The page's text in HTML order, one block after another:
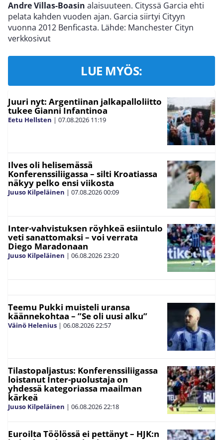
Andre Villas-Boasin alaisuuteen. Cityssä Garcia ehti
pelata kahden vuoden ajan. Garcia siirtyi Cityyn
vuonna 2012 Benficasta. Lähde: Manchester Cityn
verkkosivut
LUE MYÖS:
Juuri nyt: Argentiinan jalkapalloliitto
tukee Gianni Infantinoa
Eetu Hellsten | 07.08.2026 11:19
Ilves oli helisemässä
Konferenssiliigassa – silti Kroatiassa
näkyy pelko ensi viikosta
Juuso Kilpeläinen | 07.08.202600:09
Inter-vahvistuksen röyhkeä esiintulo
veti sanattomaksi – voi verrata
Diego Maradonaan
Juuso Kilpeläinen | 06.08.202623:20
Teemu Pukki muisteli uransa
käännekohtaa – ”Se oli uusi alku”
Väinö Helenius | 06.08.202622:57
Tilastopaljastus: Konferenssiliigassa
loistanut Inter-puolustaja on
yhdessä kategoriassa maailman
kärkeä
Juuso Kilpeläinen | 06.08.202622:18
Euroilta Töölössä ei pettänyt – HJK:n